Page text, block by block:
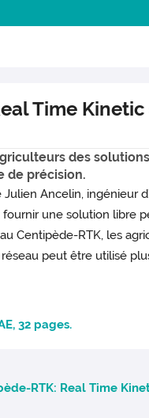
Time
des
de précision.
Ancelin, ingénieur
une solution libre
Centipède-RTK, les
peut être utilisé
32 pages.
RTK: Real Time